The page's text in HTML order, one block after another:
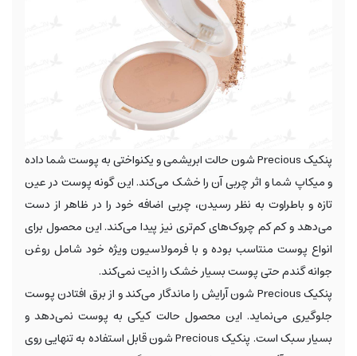
پنکیک Precious شون حالت ابریشمی و یکنواختی به پوست شما داده
و میکاپ شما و اثر چربی آن را خشک می‌کند. این گونه پوست در عین
تازه و باطراوت به نظر رسیدن، چربی اضافه خود را در ظاهر از دست
می‌دهد و کم کم چروک‌های کم‌تری نیز پیدا می‌کند. این محصول برای
انواع پوست منتاسب بوده و با فرمولاسیون ویژه خود شامل روغن
جوانه گندم حتی پوست بسیار خشک را اذیت نمی‌کند.
پنکیک Precious شون آرایش را ماندگار می‌کند و از برق افتادن پوست
جلوگیری می‌نماید. این محصول حالت کیکی به پوست نمی‌دهد و
بسیار سبک است. پنکیک Precious شون قابل استفاده به تنهایی روی